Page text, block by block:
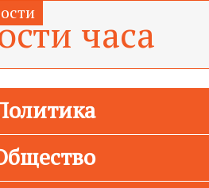
часа